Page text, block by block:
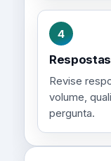
4
Respostas
Revise
volume,
pergunta.